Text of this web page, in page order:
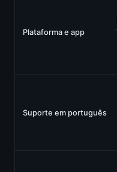
Plataforma e app
Suporte em português